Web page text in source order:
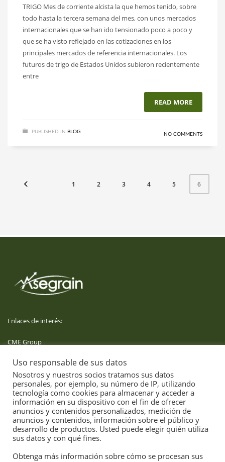
TRIGO Mes de corriente alcista la que hemos tenido, sobre
todo hasta la tercera semana del mes, con unos mercados
internacionales que se han ido tensionado poco a poco y
que se ha visto reflejado en las cotizaciones en los
principales mercados de referencia internacionales. Los
futuros de trigo de Estados Unidos subieron recientemente
entre
READ MORE
PUBLISHED IN BLOG NO COMMENTS
1 2 3 4 5 6
Enlaces de interés:
CME Group
Derivaties
Aemet
Uso responsable de sus datos
Nosotros y nuestros socios tratamos sus datos
personales, por ejemplo, su número de IP, utilizando
tecnología como cookies para almacenar y acceder a
información en su dispositivo con el fin de ofrecer
anuncios y contenidos personalizados, medición de
anuncios y contenidos, información sobre el público y
desarrollo de productos. Usted puede elegir quién utiliza
sus datos y con qué fines.
Obtenga más información sobre cómo se procesan sus